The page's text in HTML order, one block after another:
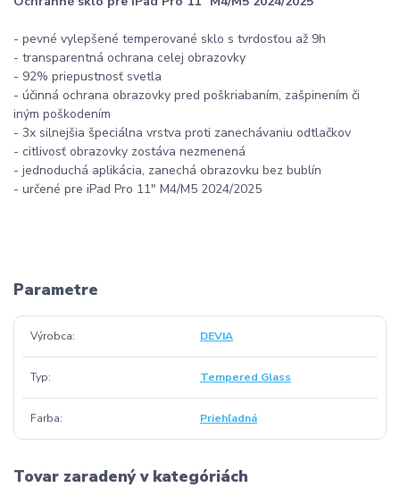
- pevné vylepšené temperované sklo s tvrdosťou až 9h
- transparentná ochrana celej obrazovky
- 92% priepustnosť svetla
- účinná ochrana obrazovky pred poškriabaním, zašpinením či
iným poškodením
- 3x silnejšia špeciálna vrstva proti zanechávaniu odtlačkov
- citlivosť obrazovky zostáva nezmenená
- jednoduchá aplikácia, zanechá obrazovku bez bublín
- určené pre iPad Pro 11" M4/M5 2024/2025
Parametre
Výrobca DEVIA
Typ Tempered Glass
Farba Priehľadná
Tovar zaradený v kategóriách